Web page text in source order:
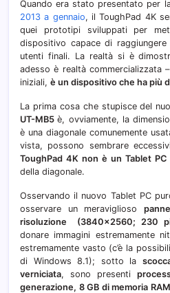
Quando era stato presentato per
2013 a gennaio, il ToughPad 4K
quei prototipi sviluppati per
dispositivo capace di
utenti finali. La realtà si è
adesso è realtà commercializzata
iniziali, è un dispositivo che ha più
La prima cosa che stupisce del
UT-MB5è, ovviamente, la
è una diagonale comunemente
vista, possono sembrare
ToughPad 4K non è un Tablet PC
della diagonale.
Osservando il nuovo Tablet PC
osservare un meraviglioso
risoluzione (3840×2560; 230
donare immagini estremamente
estremamente vasto (c’è la
di Windows 8.1); sotto la
verniciata, sono presenti
generazione, 8 GB di memoria